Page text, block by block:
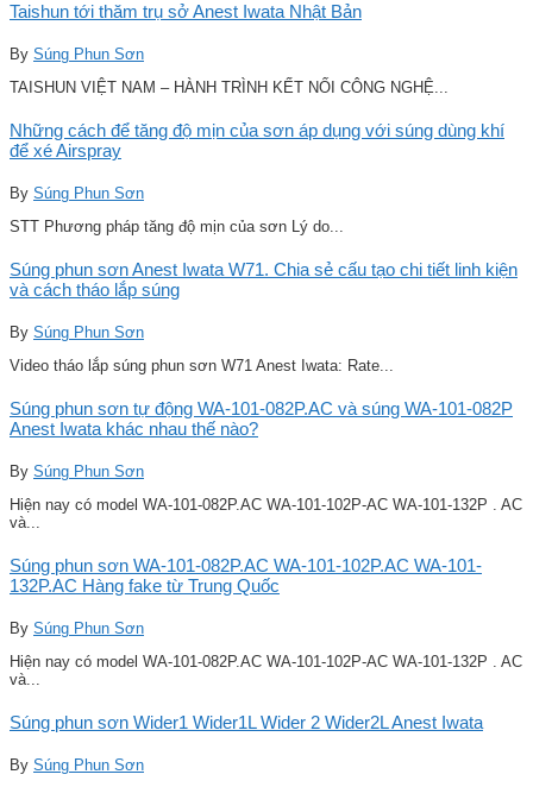
Taishun tới thăm trụ sở Anest Iwata Nhật Bản
By Súng Phun Sơn
TAISHUN VIỆT NAM – HÀNH TRÌNH KẾT NỐI CÔNG NGHỆ...
Những cách để tăng độ mịn của sơn áp dụng với súng dùng khí
để xé Airspray
By Súng Phun Sơn
STT Phương pháp tăng độ mịn của sơn Lý do...
Súng phun sơn Anest Iwata W71. Chia sẻ cấu tạo chi tiết linh kiện
và cách tháo lắp súng
By Súng Phun Sơn
Video tháo lắp súng phun sơn W71 Anest Iwata: Rate...
Súng phun sơn tự động WA-101-082P.AC và súng WA-101-082P
Anest Iwata khác nhau thế nào?
By Súng Phun Sơn
Hiện nay có model WA-101-082P.AC WA-101-102P-AC WA-101-132P . AC
và...
Súng phun sơn WA-101-082P.AC WA-101-102P.AC WA-101-
132P.AC Hàng fake từ Trung Quốc
By Súng Phun Sơn
Hiện nay có model WA-101-082P.AC WA-101-102P-AC WA-101-132P . AC
và...
Súng phun sơn Wider1 Wider1L Wider 2 Wider2L Anest Iwata
By Súng Phun Sơn